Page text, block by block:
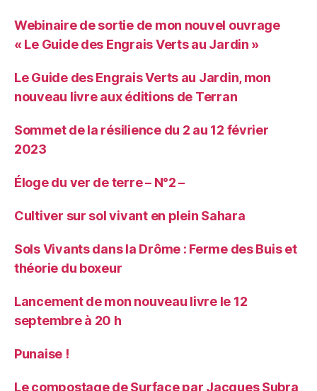
Webinaire de sortie de mon nouvel ouvrage
« Le Guide des Engrais Verts au Jardin »
Le Guide des Engrais Verts au Jardin, mon
nouveau livre aux éditions de Terran
Sommet de la résilience du 2 au 12 février
2023
Éloge du ver de terre – N°2 –
Cultiver sur sol vivant en plein Sahara
Sols Vivants dans la Drôme : Ferme des Buis et
théorie du boxeur
Lancement de mon nouveau livre le 12
septembre à 20 h
Punaise !
Le compostage de Surface par Jacques Subra